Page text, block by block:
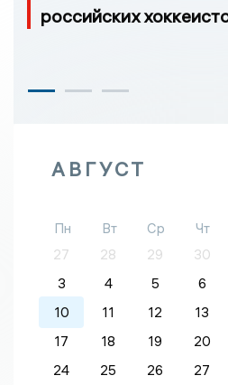
российских
АВГУСТ
Пн Вт Ср Чт
27
28 29 30
3
4 5 6
10
11 12 13
17
18 19 20
24
25 26 27